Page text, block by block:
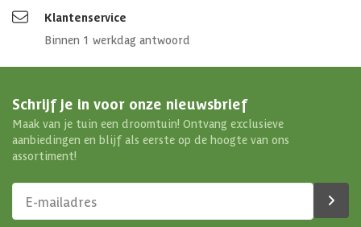
Klantenservice
Binnen 1 werkdag antwoord
Schrijf je in voor onze nieuwsbrief
Maak van je tuin een droomtuin! Ontvang exclusieve
aanbiedingen en blijf als eerste op de hoogte van ons
assortiment!